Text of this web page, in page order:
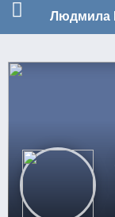
no_log
Людмила